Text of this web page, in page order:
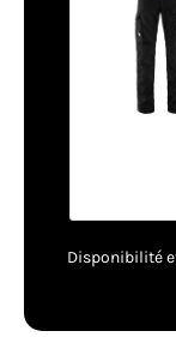
Disponibilité